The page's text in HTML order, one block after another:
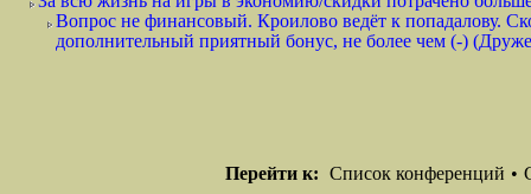
Вопрос не финансовый. Кроилово ведёт к попадалову.
дополнительный приятный бонус, не более чем (-)
Перейти к: Список конференций •